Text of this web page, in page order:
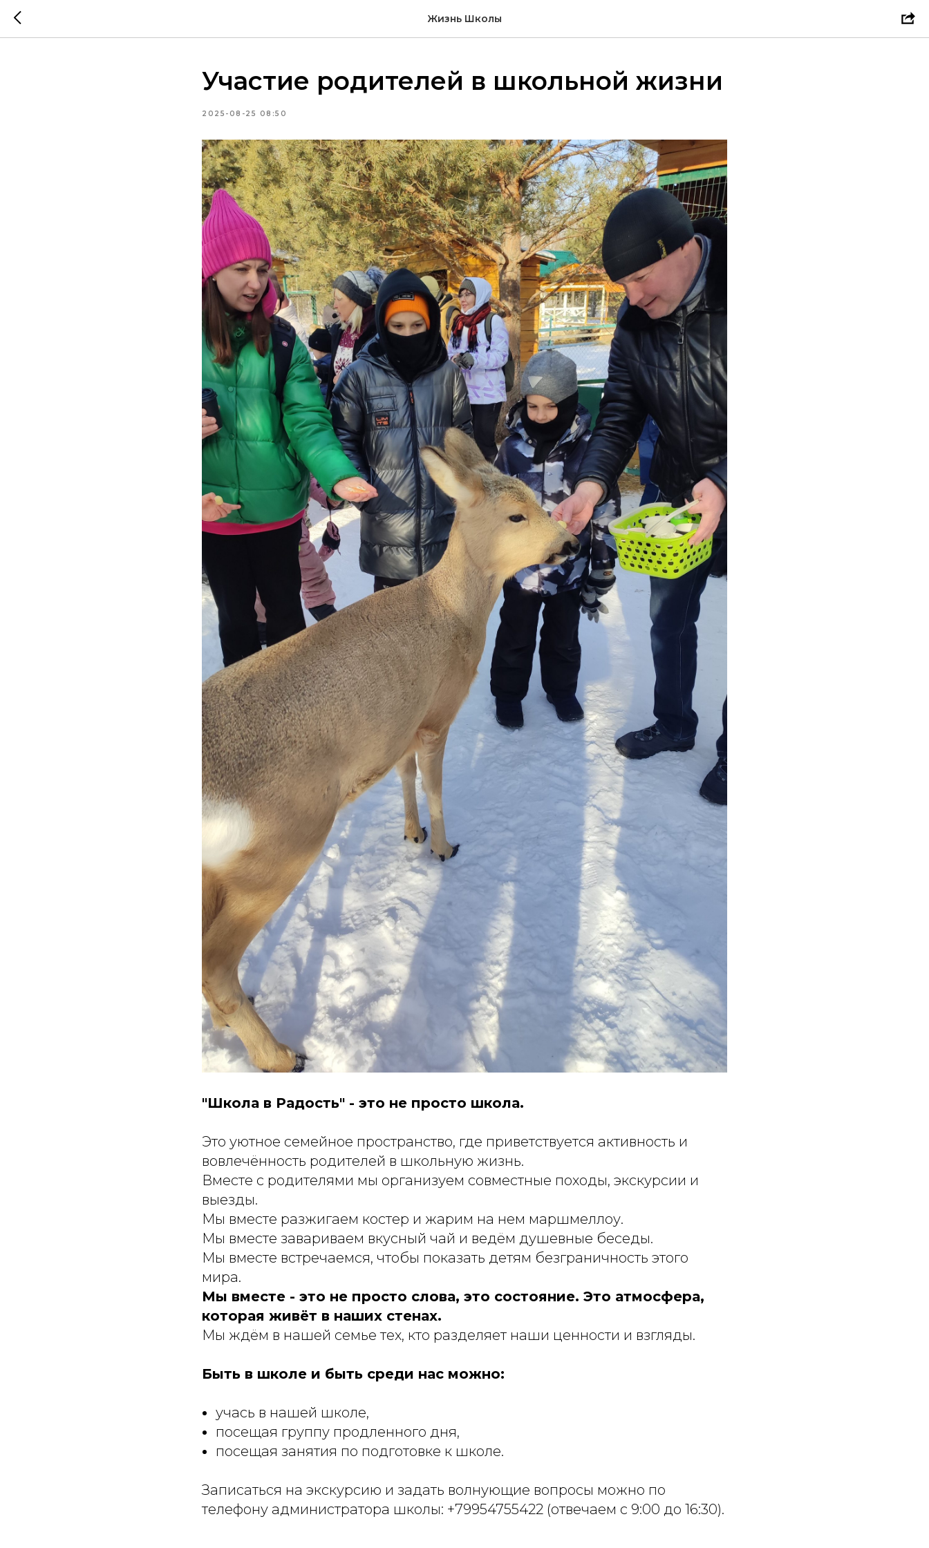
Жизнь Школы
Участие родителей в школьной жизни
2025-08-25 08:50
"Школа в Радость" - это не просто школа.
Это уютное семейное пространство, где приветствуется активность и
вовлечённость родителей в школьную жизнь.
Вместе с родителями мы организуем совместные походы, экскурсии и
выезды.
Мы вместе разжигаем костер и жарим на нем маршмеллоу.
Мы вместе завариваем вкусный чай и ведём душевные беседы.
Мы вместе встречаемся, чтобы показать детям безграничность этого
мира.
Мы вместе - это не просто слова, это состояние. Это атмосфера,
которая живёт в наших стенах.
Мы ждём в нашей семье тех, кто разделяет наши ценности и взгляды.
Быть в школе и быть среди нас можно:
учась в нашей школе,
посещая группу продленного дня,
посещая занятия по подготовке к школе.
Записаться на экскурсию и задать волнующие вопросы можно по
телефону администратора школы: +79954755422 (отвечаем с 9:00 до 16:30).